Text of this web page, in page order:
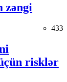
zəngi
433
risklər